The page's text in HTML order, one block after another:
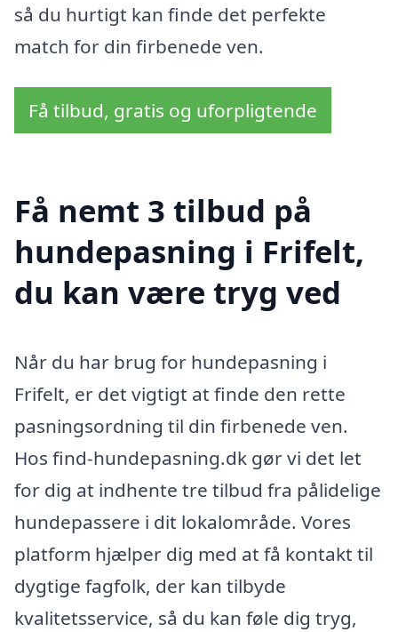
så du hurtigt kan finde det perfekte
match for din firbenede ven.
Få tilbud, gratis og uforpligtende
Få nemt 3 tilbud på
hundepasning i Frifelt,
du kan være tryg ved
Når du har brug for hundepasning i
Frifelt, er det vigtigt at finde den rette
pasningsordning til din firbenede ven.
Hos find-hundepasning.dk gør vi det let
for dig at indhente tre tilbud fra pålidelige
hundepassere i dit lokalområde. Vores
platform hjælper dig med at få kontakt til
dygtige fagfolk, der kan tilbyde
kvalitetsservice, så du kan føle dig tryg,